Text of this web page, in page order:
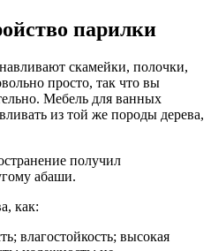
парилки
скамейки, полочки,
просто, так что вы
Мебель для ванных
из той же породы дерева,
получил
абаши.
как:
влагостойкость; высокая